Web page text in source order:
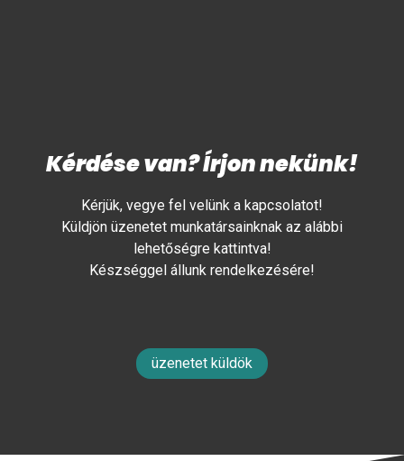
Kérdése van? Írjon nekünk!
Kérjük, vegye fel velünk a kapcsolatot!
Küldjön üzenetet munkatársainknak az alábbi
lehetőségre kattintva!
Készséggel állunk rendelkezésére!
üzenetet küldök